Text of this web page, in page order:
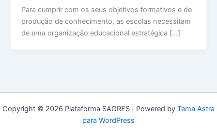
Para cumprir com os seus objetivos formativos e de
produção de conhecimento, as escolas necessitam
de uma organização educacional estratégica […]
Copyright © 2026 Plataforma SAGRES | Powered by Tema Astra
para WordPress